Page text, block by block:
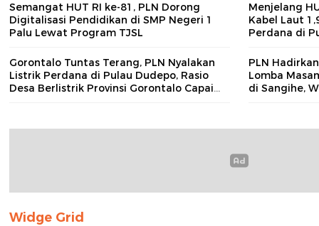
Semangat HUT RI ke-81, PLN Dorong
Digitalisasi Pendidikan di SMP Negeri 1
Palu Lewat Program TJSL
Menjelang
Kabel Laut
Perdana di
Gorontalo
Gorontalo Tuntas Terang, PLN Nyalakan
Listrik Perdana di Pulau Dudepo, Rasio
Desa Berlistrik Provinsi Gorontalo Capai
PLN
Lomba
di Sangihe,
Widge Grid